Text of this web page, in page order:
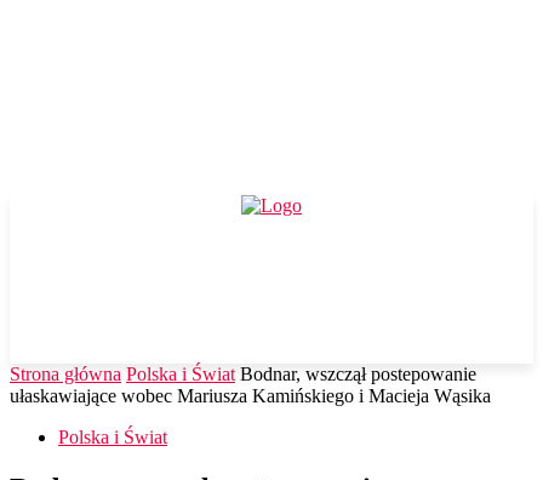
Strona główna Polska i Świat Bodnar, wszczął postepowanie
ułaskawiające wobec Mariusza Kamińskiego i Macieja Wąsika
Polska i Świat